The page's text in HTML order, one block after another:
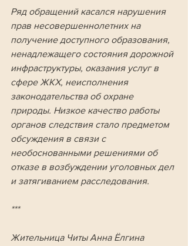
Ряд обращений касался нарушения
прав несовершеннолетних на
получение доступного образования,
ненадлежащего состояния дорожной
инфраструктуры, оказания услуг в
сфере ЖКХ, неисполнения
законодательства об охране
природы. Низкое качество работы
органов следствия стало предметом
обсуждения в связи с
необоснованными решениями об
отказе в возбуждении уголовных дел
и затягиванием расследования.
***
Жительница Читы Анна Ёлгина